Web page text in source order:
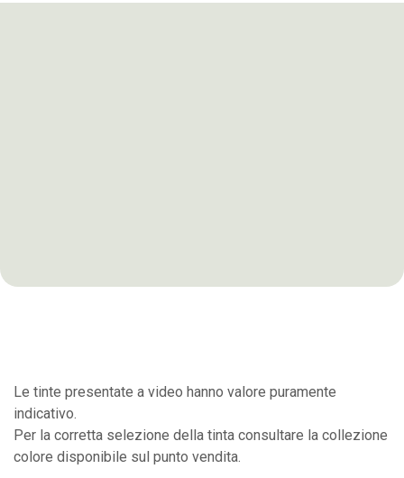
Le tinte presentate a video hanno valore puramente
indicativo.
Per la corretta selezione della tinta consultare la collezione
colore disponibile sul punto vendita.